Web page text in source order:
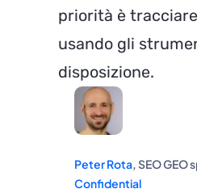
priorità è
usando gli
disposizione.
Peter Rota, SEO GEO
Confidential